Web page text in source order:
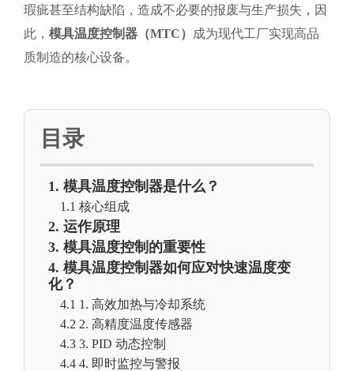
瑕疵甚至结构缺陷，造成不必要的报废与生产损失，因
此， 模具温度控制器（MTC）
成为现代工厂实现高品
质制造的核心设备。
目录
1. 模具温度控制器是什么？
1.1 核心组成
2. 运作原理
3. 模具温度控制的重要性
4. 模具温度控制器如何应对快速温度变
化？
4.1 1. 高效加热与冷却系统
4.2 2. 高精度温度传感器
4.3 3. PID 动态控制
4.4 4. 即时监控与警报